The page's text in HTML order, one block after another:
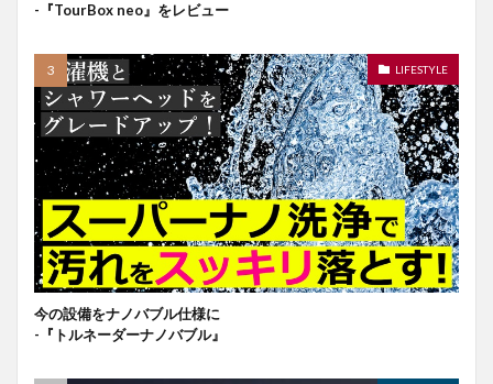
-『TourBox neo』をレビュー
LIFESTYLE
今の設備をナノバブル仕様に
-『トルネーダーナノバブル』